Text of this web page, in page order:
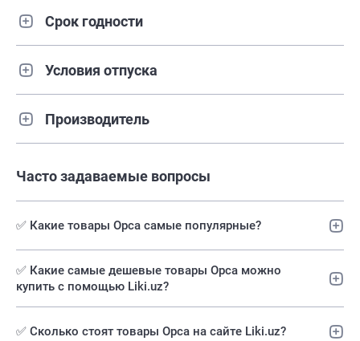
Срок годности
Условия отпуска
Производитель
Часто задаваемые вопросы
✅ Какие товары Орса самые популярные?
✅️ Какие самые дешевые товары Орса можно
купить с помощью Liki.uz?
✅ Сколько стоят товары Орса на сайте Liki.uz?